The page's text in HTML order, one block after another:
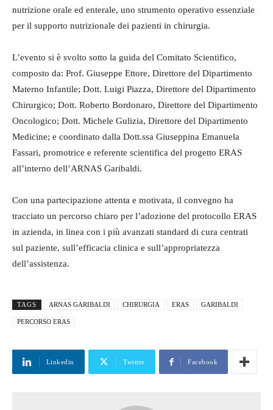
nutrizione orale ed enterale, uno strumento operativo essenziale
per il supporto nutrizionale dei pazienti in chirurgia.
L’evento si è svolto sotto la guida del Comitato Scientifico,
composto da: Prof. Giuseppe Ettore, Direttore del Dipartimento
Materno Infantile; Dott. Luigi Piazza, Direttore del Dipartimento
Chirurgico; Dott. Roberto Bordonaro, Direttore del Dipartimento
Oncologico; Dott. Michele Gulizia, Direttore del Dipartimento
Medicine; e coordinato dalla Dott.ssa Giuseppina Emanuela
Fassari, promotrice e referente scientifica del progetto ERAS
all’interno dell’ARNAS Garibaldi.
Con una partecipazione attenta e motivata, il convegno ha
tracciato un percorso chiaro per l’adozione del protocollo ERAS
in azienda, in linea con i più avanzati standard di cura centrati
sul paziente, sull’efficacia clinica e sull’appropriatezza
dell’assistenza.
TAGS ARNAS GARIBALDI CHIRURGIA ERAS GARIBALDI
PERCORSO ERAS
Linkedin Twitter Facebook